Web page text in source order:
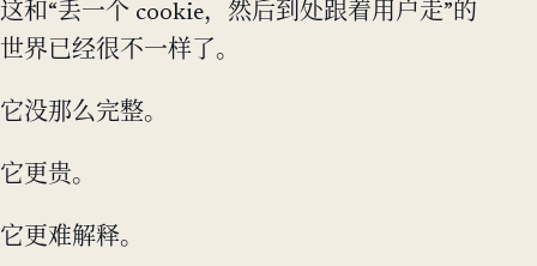
这和“丢一个 cookie，然后到处跟着用户走”的
世界已经很不一样了。
它没那么完整。
它更贵。
它更难解释。